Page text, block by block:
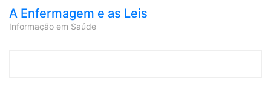
A Enfermagem e as Leis
Informação em Saúde